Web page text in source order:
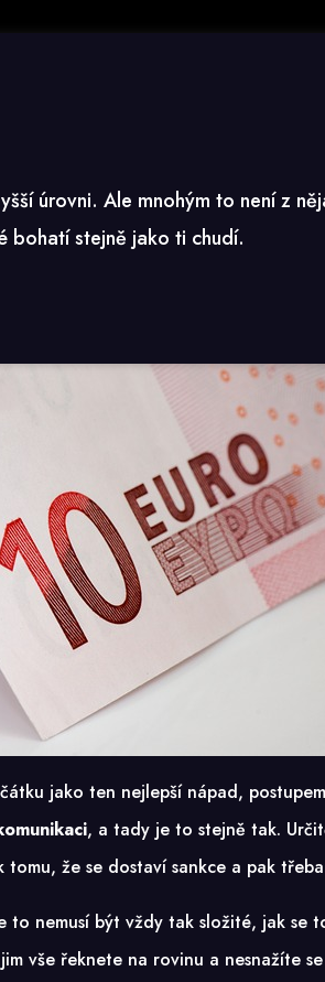
úrovni. Ale mnohým to není z
bohatí stejně jako ti chudí.
jako ten nejlepší nápad,
, a tady je to stejně tak.
že se dostaví sankce a pak
to nemusí být vždy tak složité, jak se
vše řeknete na rovinu a nesnažíte se